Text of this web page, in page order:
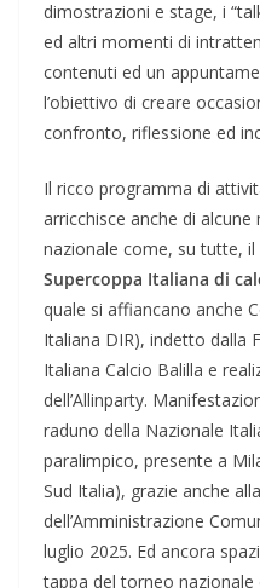
dimostrazioni e stage, i
ed altri momenti di
contenuti ed un
l’obiettivo di creare
confronto, riflessione ed
Il ricco programma di
arricchisce anche di
nazionale come, su tutte,
Supercoppa Italiana di
quale si affiancano anche
Italiana DIR), indetto dalla
Italiana Calcio Balilla e
dell’Allinparty.
raduno della Nazionale
paralimpico, presente a
Sud Italia), grazie anche
dell’Amministrazione
luglio 2025. Ed ancora
tappa del torneo nazionale